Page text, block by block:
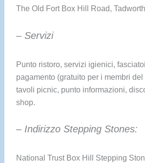
The Old Fort Box Hill Road, Tadworth
– Servizi
Punto ristoro, servizi igienici,
pagamento (gratuito per i membri
tavoli picnic, punto informazioni,
shop.
– Indirizzo Stepping Stones:
National Trust Box Hill Stepping